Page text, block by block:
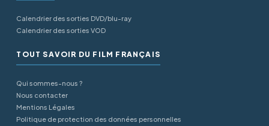
Calendrier des sorties DVD/blu-ray
Calendrier des sorties VOD
TOUT SAVOIR DU FILM FRANÇAIS
Qui sommes-nous ?
Nous contacter
Mentions Légales
Politique de protection des données personnelles